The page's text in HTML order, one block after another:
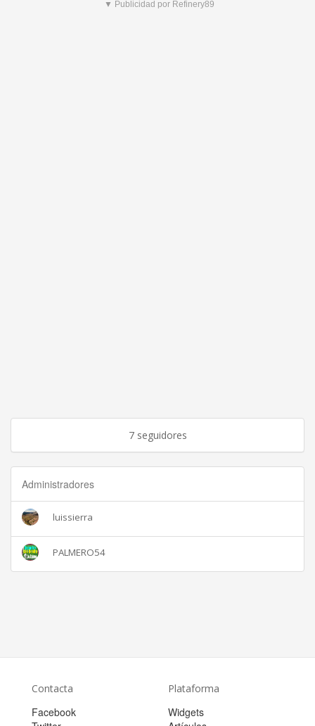
▼ Publicidad por Refinery89
7 seguidores
Administradores
luissierra
PALMERO54
Contacta
Facebook
Plataforma
Widgets